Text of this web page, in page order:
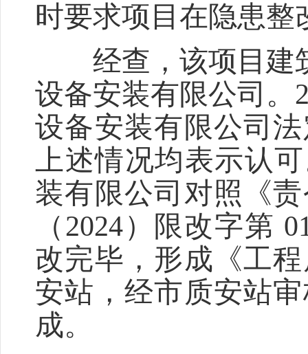
时要求项目在隐患
经查，该项目建
设备安装有限公司。
设备安装有限公司
上述情况均表示认
装有限公司对照《
（2024）限改字第
改完毕，形成《工
安站，经市质安站
成。